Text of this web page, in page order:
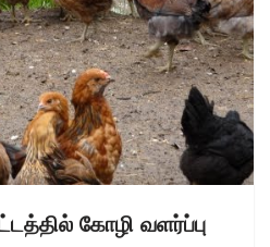
கோழி வளர்ப்பு